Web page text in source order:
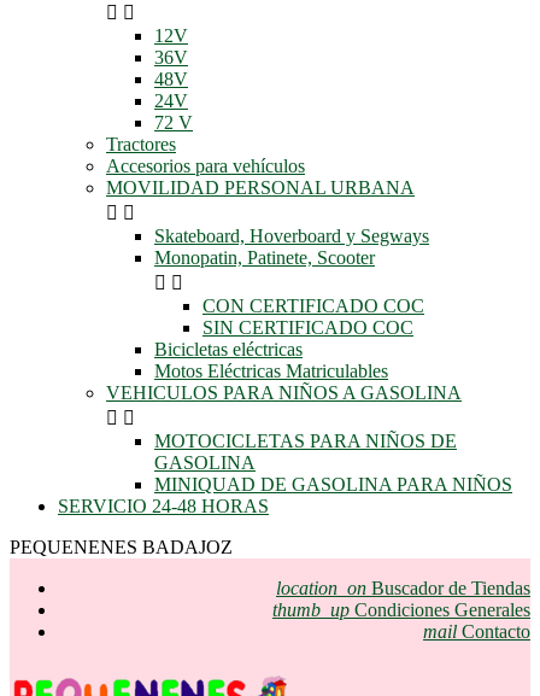
 
12V
36V
48V
24V
72 V
Tractores
Accesorios para vehículos
MOVILIDAD PERSONAL URBANA
 
Skateboard, Hoverboard y Segways
Monopatin, Patinete, Scooter
 
CON CERTIFICADO COC
SIN CERTIFICADO COC
Bicicletas eléctricas
Motos Eléctricas Matriculables
VEHICULOS PARA NIÑOS A GASOLINA
 
MOTOCICLETAS PARA NIÑOS DE
GASOLINA
MINIQUAD DE GASOLINA PARA NIÑOS
SERVICIO 24-48 HORAS
PEQUENENES BADAJOZ
location_on Buscador de Tiendas
thumb_up Condiciones Generales
mail Contacto